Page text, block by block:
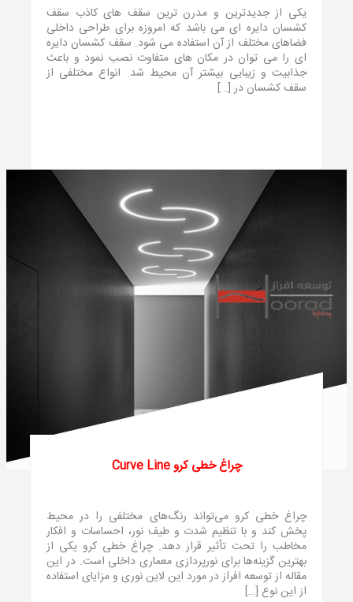
یکی از جدیدترین و مدرن‌ ترین سقف‌ های کاذب سقف
کشسان دایره ای می‌ باشد که امروزه برای طراحی داخلی
فضاهای مختلف از آن استفاده می‌ شود. سقف کشسان دایره
ای را می‌ توان در مکان‌ های متفاوت نصب نمود و باعث
جذابیت و زیبایی بیشتر آن محیط شد. انواع مختلفی از
سقف کشسان در […]
چراغ خطی کرو Curve Line
چراغ خطی کرو می‌تواند رنگ‌های مختلفی را در محیط
پخش کند و با تنظیم شدت و طیف نور، احساسات و افکار
مخاطب را تحت تأثیر قرار دهد. چراغ خطی کرو یکی از
بهترین گزینه‌ها برای نورپردازی معماری داخلی است. در این
مقاله از توسعه افراز در مورد این لاین نوری و مزایای استفاده
از این نوع […]